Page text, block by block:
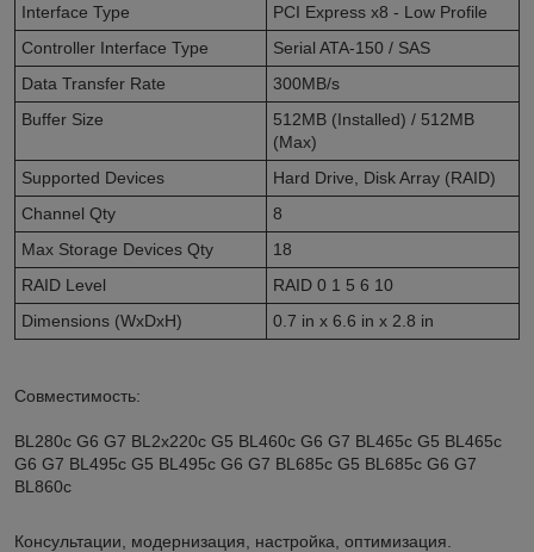
Interface Type
PCI Express x8 - Low Profile
Controller Interface Type
Serial ATA-150 / SAS
Data Transfer Rate
300MB/s
Buffer Size
512MB (Installed) / 512MB
(Max)
Supported Devices
Hard Drive, Disk Array (RAID)
Channel Qty
8
Max Storage Devices Qty
18
RAID Level
RAID 0 1 5 6 10
Dimensions (WxDxH)
0.7 in x 6.6 in x 2.8 in
Совместимость:
BL280c G6 G7 BL2x220c G5 BL460c G6 G7 BL465c G5 BL465c
G6 G7 BL495c G5 BL495c G6 G7 BL685c G5 BL685c G6 G7
BL860c
Консультации, модернизация, настройка, оптимизация.